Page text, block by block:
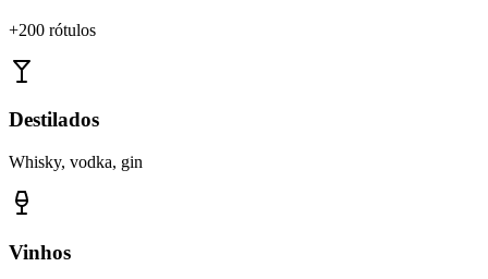
+200 rótulos
Destilados
Whisky, vodka, gin
Vinhos